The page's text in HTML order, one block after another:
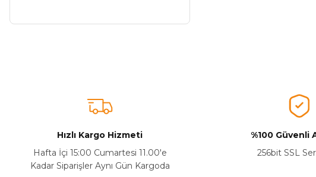
Hızlı Kargo Hizmeti
Hafta İçi 15:00 Cumartesi 11.00'e
Kadar Siparişler Aynı Gün Kargoda
%100 Güvenli
256bit SSL